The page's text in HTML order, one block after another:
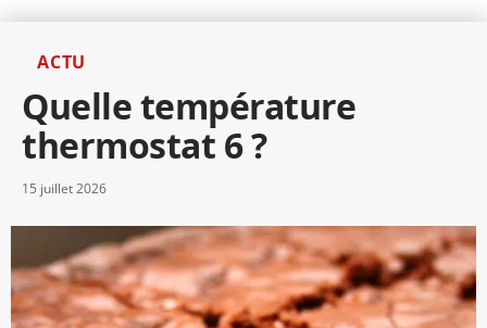
ACTU
Quelle température
thermostat 6 ?
15 juillet 2026